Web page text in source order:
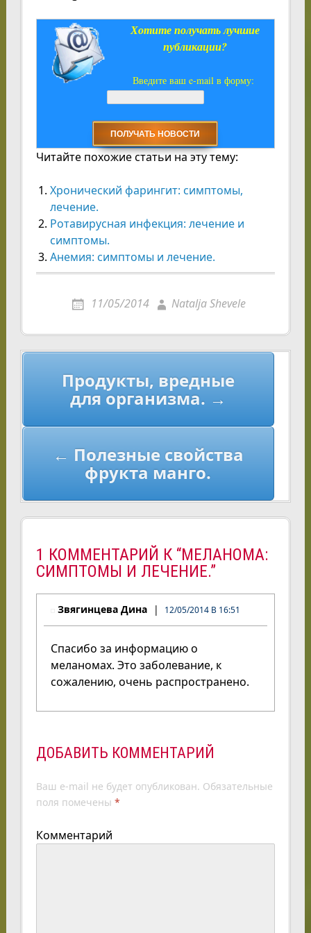
Хотите получать лучшие
публикации?
Введите ваш e-mail в форму:
Читайте похожие статьи на эту тему:
Хронический фарингит: симптомы,
лечение.
Ротавирусная инфекция: лечение и
симптомы.
Анемия: симптомы и лечение.
11/05/2014 Natalja Shevele
Навигация
записям
Продукты, вредные
для организма. →
← Полезные свойства
фрукта манго.
1 КОММЕНТАРИЙ К “МЕЛАНОМА:
СИМПТОМЫ И ЛЕЧЕНИЕ.”
Звягинцева Дина 12/05/2014 В 16:51
Спасибо за информацию о
меланомах. Это заболевание, к
сожалению, очень распространено.
ДОБАВИТЬ КОММЕНТАРИЙ
Ваш e-mail не будет опубликован. Обязательные
поля помечены *
Комментарий